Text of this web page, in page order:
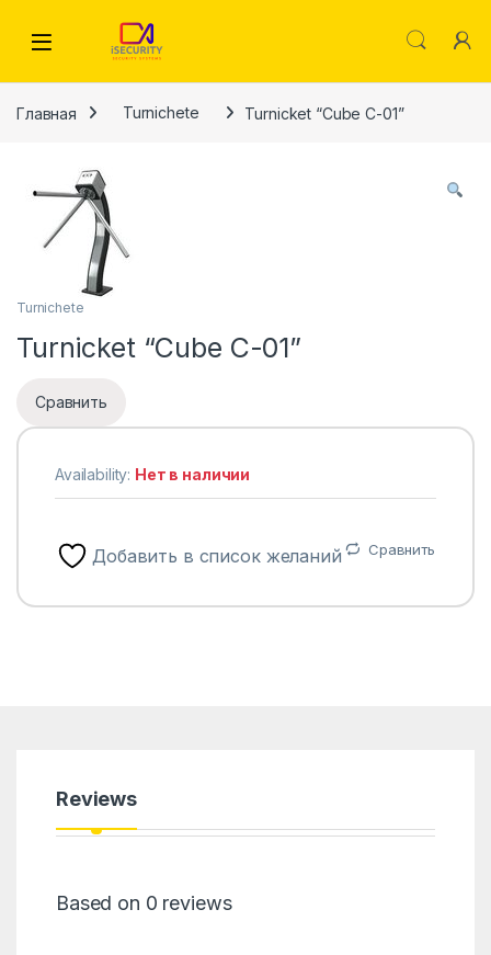
Главная Turnichete Turnicket “Cube C-01”
Turnichete
Turnicket “Cube C-01”
Сравнить
Availability: Нет в наличии
Добавить в список желаний Сравнить
Reviews
Based on 0 reviews